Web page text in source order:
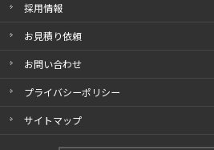
採用情報
お見積り依頼
お問い合わせ
プライバシーポリシー
サイトマップ